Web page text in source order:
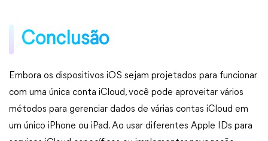
Conclusão
Embora os dispositivos iOS sejam projetados para funcionar
com uma única conta iCloud, você pode aproveitar vários
métodos para gerenciar dados de várias contas iCloud em
um único iPhone ou iPad. Ao usar diferentes Apple IDs para